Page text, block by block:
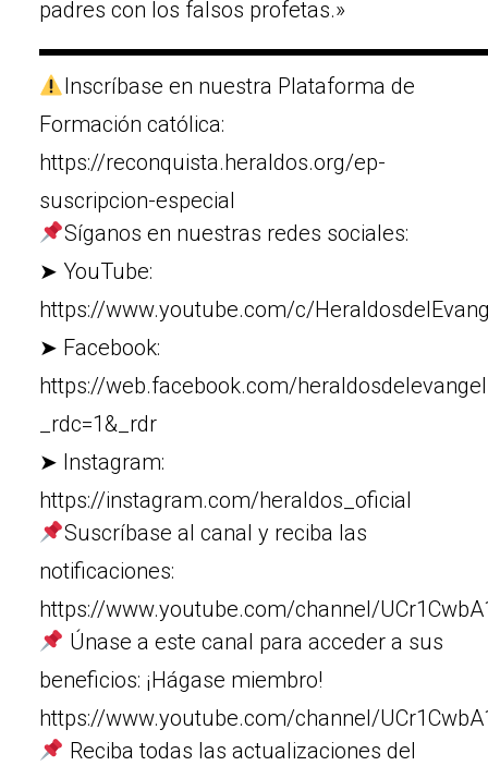
padres con los falsos profetas.»
Inscríbase en nuestra Plataforma de
Formación católica:
https://reconquista.heraldos.org/ep-
suscripcion-especial
Síganos en nuestras redes sociales:
➤ YouTube:
https://www.youtube.com/c/
➤ Facebook:
https://web.facebook.com/
_rdc=1&_rdr
➤ Instagram:
https://instagram.com/heraldos_oficial
Suscríbase al canal y reciba las
notificaciones:
https://www.youtube.com/channel/
Únase a este canal para acceder a sus
beneficios: ¡Hágase miembro!
https://www.youtube.com/channel/
Reciba todas las actualizaciones del